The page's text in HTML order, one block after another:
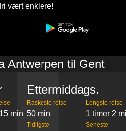
vært enklere!
Antwerpen til Gent
min
Ettermiddags.
Raskeste reise
50 min
Lengste reise
1 timer 2
Tidligste Seneste